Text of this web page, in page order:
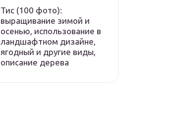
Тис (100 фото):
выращивание зимой и
осенью, использование в
ландшафтном дизайне,
ягодный и другие виды,
описание дерева